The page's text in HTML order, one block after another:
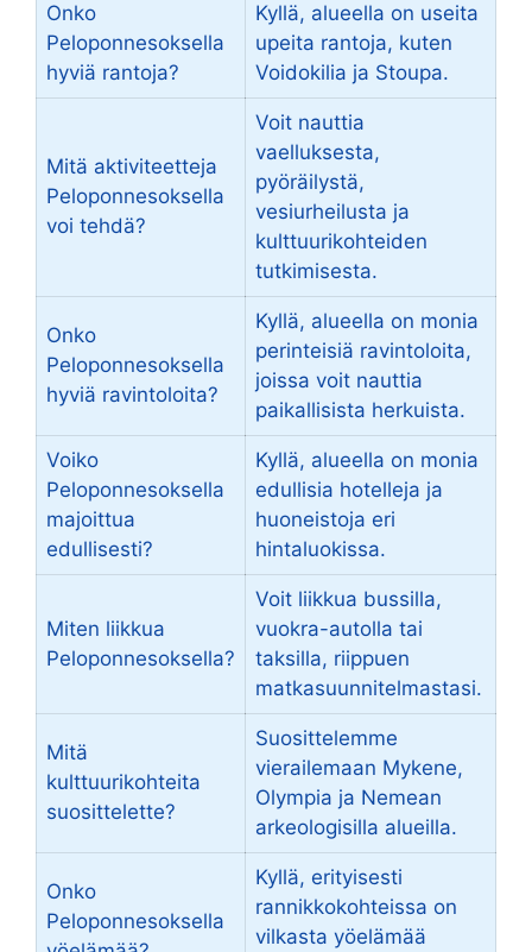
Onko
Peloponnesoksella
hyviä rantoja?
Kyllä, alueella on useita
upeita rantoja, kuten
Voidokilia ja Stoupa.
Mitä aktiviteetteja
Peloponnesoksella
voi tehdä?
Voit nauttia
vaelluksesta,
pyöräilystä,
vesiurheilusta ja
kulttuurikohteiden
tutkimisesta.
Onko
Peloponnesoksella
hyviä ravintoloita?
Kyllä, alueella on monia
perinteisiä ravintoloita,
joissa voit nauttia
paikallisista herkuista.
Voiko
Peloponnesoksella
majoittua
edullisesti?
Kyllä, alueella on monia
edullisia hotelleja ja
huoneistoja eri
hintaluokissa.
Miten liikkua
Peloponnesoksella?
Voit liikkua bussilla,
vuokra-autolla tai
taksilla, riippuen
matkasuunnitelmastasi.
Mitä
kulttuurikohteita
suosittelette?
Suosittelemme
vierailemaan Mykene,
Olympia ja Nemean
arkeologisilla alueilla.
Onko
Peloponnesoksella
Kyllä, erityisesti
rannikkokohteissa on
vilkasta yöelämää